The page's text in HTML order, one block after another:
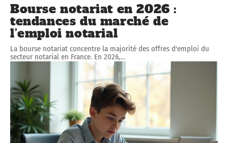
Bourse notariat en 2026 :
tendances du marché de
l’emploi notarial
La bourse notariat concentre la majorité des offres d'emploi du
secteur notarial en France. En 2026,…